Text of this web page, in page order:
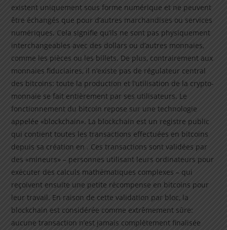
existent uniquement sous forme numérique et ne peuvent
être échangés que pour d’autres marchandises ou services
numériques. Cela signifie qu’ils ne sont pas physiquement
interchangeables avec des dollars ou d’autres monnaies,
comme les pièces ou les billets. De plus, contrairement aux
monnaies fiduciaires, il n’existe pas de régulateur central
des bitcoins: toute la production et l’utilisation de la crypto-
monnaie se fait entièrement par ses utilisateurs. Le
fonctionnement du bitcoin repose sur une technologie
appelée «blockchain». La blockchain est un registre public
qui contient toutes les transactions effectuées en bitcoins
depuis sa création en . Ces transactions sont validées par
des «mineurs» – personnes utilisant leurs ordinateurs pour
exécuter des calculs mathématiques complexes – qui
reçoivent ensuite une petite récompense en bitcoins pour
leur travail. En raison de cette validation par bloc, la
blockchain est considérée comme extrêmement sûre:
aucune transaction n’est jamais complètement finalisée